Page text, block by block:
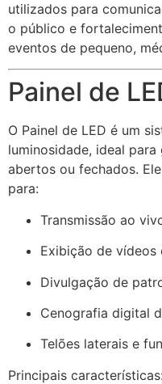
utilizados para
o público e
eventos de pequeno,
Painel de
O Painel de LED é um
luminosidade, ideal
abertos ou fechados.
para:
Transmissão ao
Exibição de vídeos
Divulgação de
Cenografia digital
Telões laterais e
Principais características: